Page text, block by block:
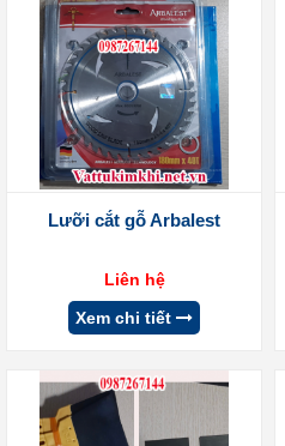
Lưỡi cắt gỗ Arbalest
Liên hệ
Xem chi tiết